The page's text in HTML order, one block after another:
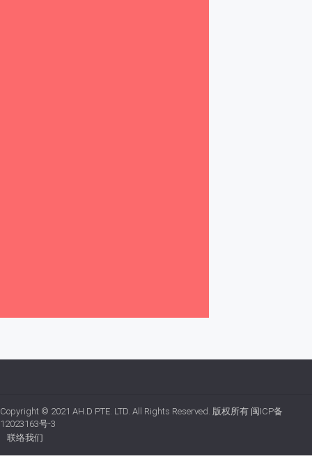
Copyright © 2021 AH.D PTE. LTD. All Rights Reserved. 版权所有 闽ICP备
12023163号-3
联络我们